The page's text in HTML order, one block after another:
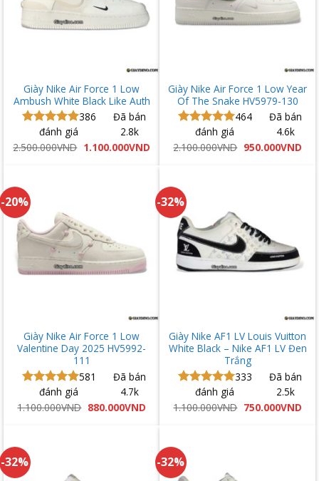
Giày Nike Air Force 1 Low
Ambush White Black Like Auth
Được xếp
hạng5.00
386
đánh giá
Đã bán
2.8k
2.500.000VND Giá
gốc
1.100.000VNDGiá
tại
1.100.000VND.
Giày Nike Air Force 1 Low Year
Of The Snake HV5979-130
Được xếp
hạng5.00
464
đánh giá
Đã bán
4.6k
2.100.000VND Giá
gốc
950.000VNDGiá
-20%
Giày Nike Air Force 1 Low
Valentine Day 2025 HV5992-
111
Được xếp
hạng5.00
5 sao
581
đánh giá
Đã bán
4.7k
1.100.000VND Giá
gốc
880.000VNDGiá
-32%
Giày Nike AF1 LV Louis Vuitton
White Black – Nike AF1 LV Đen
Trắng
Được xếp
hạng5.00
5 sao
333
đánh giá
Đã bán
2.5k
1.100.000VND Giá
gốc
750.000VNDGiá
-32% -32%